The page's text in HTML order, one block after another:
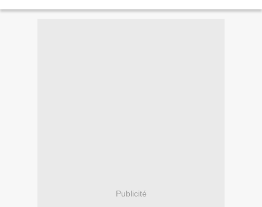
Publicité